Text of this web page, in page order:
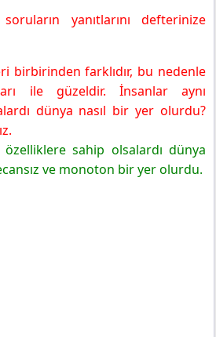
yanıtlarını defterinize
birbirinden farklıdır, bu nedenle
ile güzeldir. İnsanlar aynı
dünya nasıl bir yer olurdu?
özelliklere sahip olsalardı dünya
ve monoton bir yer olurdu.